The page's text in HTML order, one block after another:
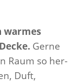
warmes
Gerne
Raum so her­
Duft,